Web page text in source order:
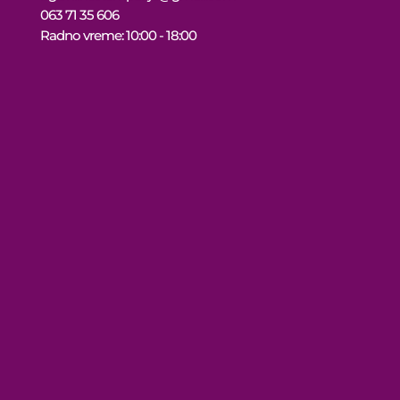
063 71 35 606
Radno vreme: 10:00 - 18:00